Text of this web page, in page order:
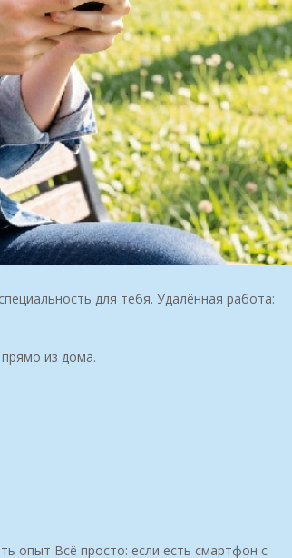
для тебя. Удалённая работа:
из дома.
опыт Всё просто: если есть смартфон с